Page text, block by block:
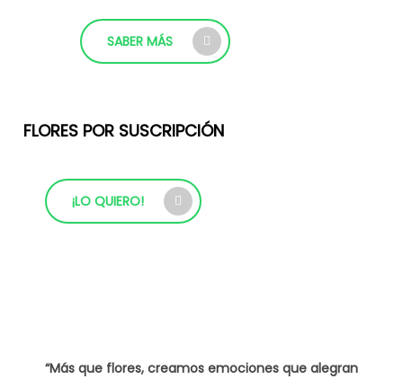
SABER MÁS
FLORES POR SUSCRIPCIÓN
¡LO QUIERO!
“Más que flores, creamos emociones que alegran